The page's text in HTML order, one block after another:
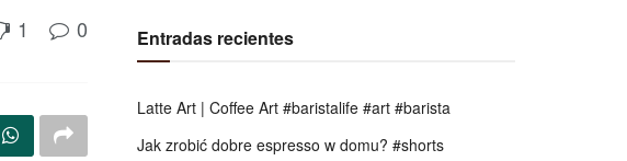
1 0 Entradas recientes
Latte Art | Coffee Art #baristalife #art #barista
Jak zrobić dobre espresso w domu? #shorts